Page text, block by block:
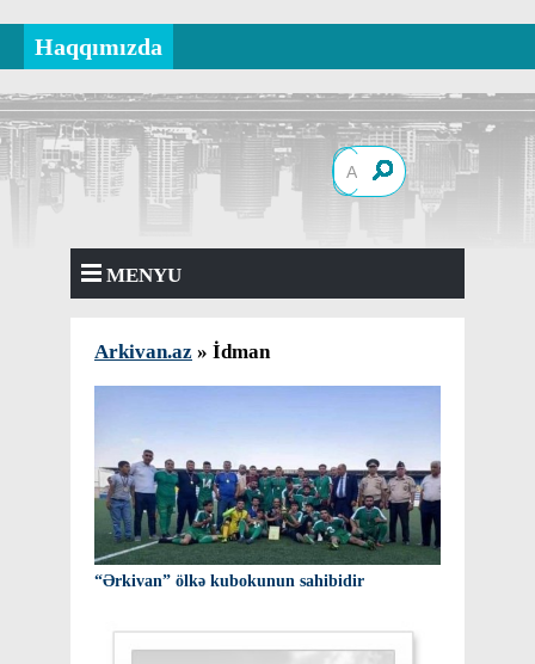
Haqqımızda
MENYU
Arkivan.az » İdman
“Ərkivan” ölkə kubokunun sahibidir